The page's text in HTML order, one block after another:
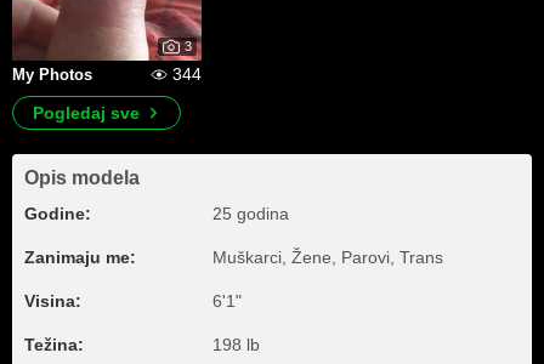
3
My Photos
344
Pogledaj sve
Opis modela
Godine: 25 godina
Zanimaju me: Muškarci, Žene, Parovi, Trans
Visina: 6'1"
Težina: 198 lb